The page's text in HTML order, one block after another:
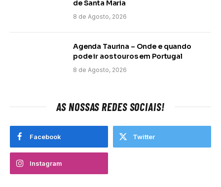
de Santa Maria
8 de Agosto, 2026
Agenda Taurina – Onde e quando
pode ir aos touros em Portugal
8 de Agosto, 2026
AS NOSSAS REDES SOCIAIS!
Facebook Twitter
Instagram